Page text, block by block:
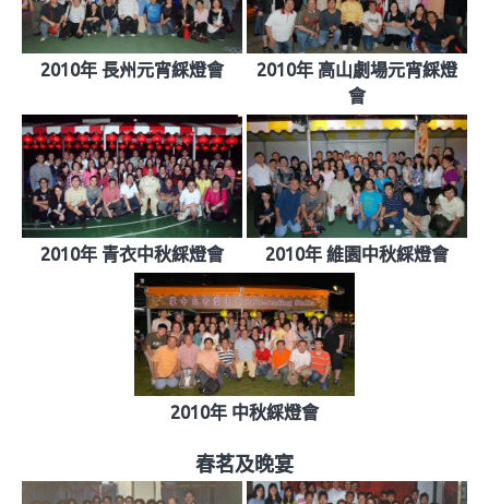
2010年 長州元宵綵燈會
2010年 高山劇場元宵綵燈
會
2010年 青衣中秋綵燈會 2010年 維園中秋綵燈會
2010年 中秋綵燈會
春茗及晚宴